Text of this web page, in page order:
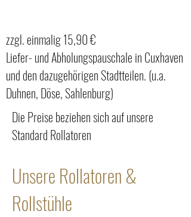
zzgl. einmalig 15,90 €
Liefer- und Abholungspauschale in Cuxhaven
und den dazugehörigen Stadtteilen. (u.a.
Duhnen, Döse, Sahlenburg)
Die Preise beziehen sich auf unsere
Standard Rollatoren
Unsere Rollatoren &
Rollstühle